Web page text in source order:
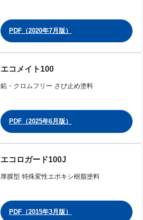
PDF（2020年7月版）
エコメイト100
鉛・クロムフリー さび止め塗料
PDF（2025年6月版）
エコロガード100J
厚膜型 特殊変性エポキシ樹脂塗料
PDF（2015年3月版）